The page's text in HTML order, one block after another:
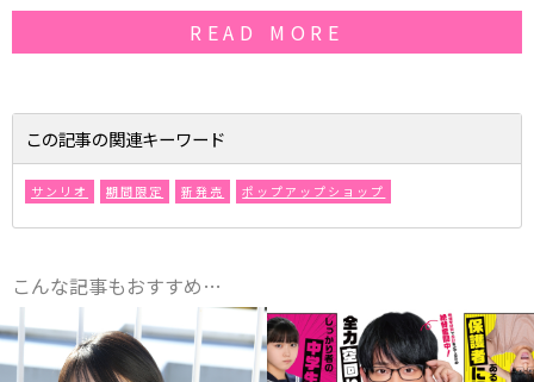
READ MORE
この記事の関連キーワード
サンリオ 期間限定 新発売 ポップアップショップ
こんな記事もおすすめ…